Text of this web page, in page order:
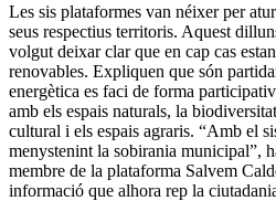
Les sis plataformes van néixer per
seus respectius territoris. Aquest
volgut deixar clar que en cap cas
renovables. Expliquen que són
energètica es faci de forma
amb els espais naturals, la
cultural i els espais agraris. “Amb el
menystenint la sobirania municipal”,
membre de la plataforma Salvem
informació que alhora rep la